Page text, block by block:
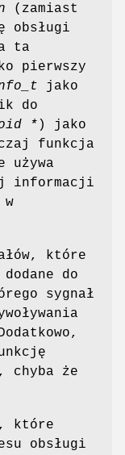
(zamiast
obsługi
ta
pierwszy
jako
do
* ) jako
funkcja
używa
informacji
które
do
sygnał
chyba że
które
obsługi